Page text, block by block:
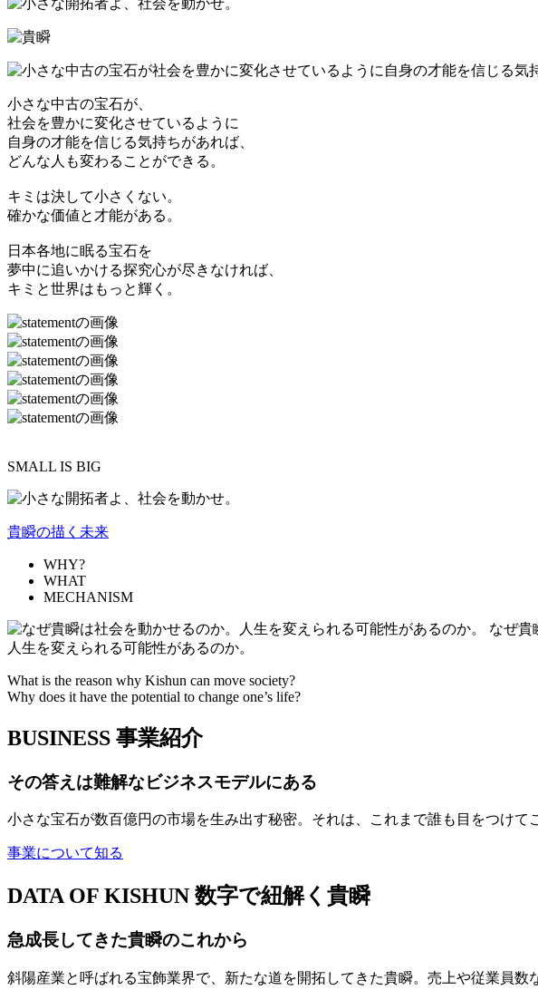
小さな中古の宝石が、
社会を豊かに変化させているように
自身の才能を信じる気持ちがあれば、
どんな人も変わることができる。
キミは決して小さくない。
確かな価値と才能がある。
日本各地に眠る宝石を
夢中に追いかける探究心が尽きなければ、
キミと世界はもっと輝く。
SMALL IS BIG
貴瞬の描く未来
WHY?
WHAT
MECHANISM
なぜ貴
人生を変えられる可能性があるのか。
What is the reason why Kishun can move society?
Why does it have the potential to change one’s life?
BUSINESS 事業紹介
その答えは難解なビジネスモデルにある
小さな宝石が数百億円の市場を生み出す秘密。それは、これまで誰も目をつけ
事業について知る
DATA OF KISHUN 数字で紐解く貴瞬
急成長してきた貴瞬のこれから
斜陽産業と呼ばれる宝飾業界で、新たな道を開拓してきた貴瞬。売上や従業員